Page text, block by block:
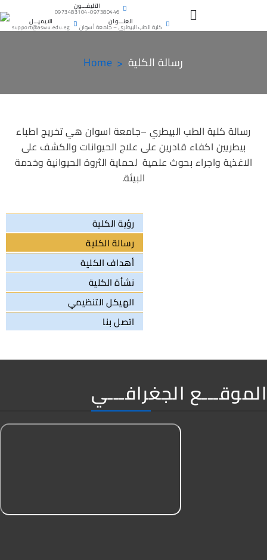
التليفـــون
0973483104-097380446
العنـــوان
كلية الطب البيطرى – جامعة أسوان
الايميـــل
support@aswu.edu.eg
Home رسالة الكلية
رسالة كلية الطب البيطري–جامعة اسوان هي تخريج اطباء
بيطريين اكفاء قادرين على علاج الحيوانات والكشف على
الاغذية واجراء بحوث علمية لحماية الثروة الحيوانية وخدمة
البيئة.
رؤية الكلية
رسالة الكلية
أهداف الكلية
نشأة الكلية
الهيكل التنظيمي
اتصل بنا
الموقـــع الجغرافـــي